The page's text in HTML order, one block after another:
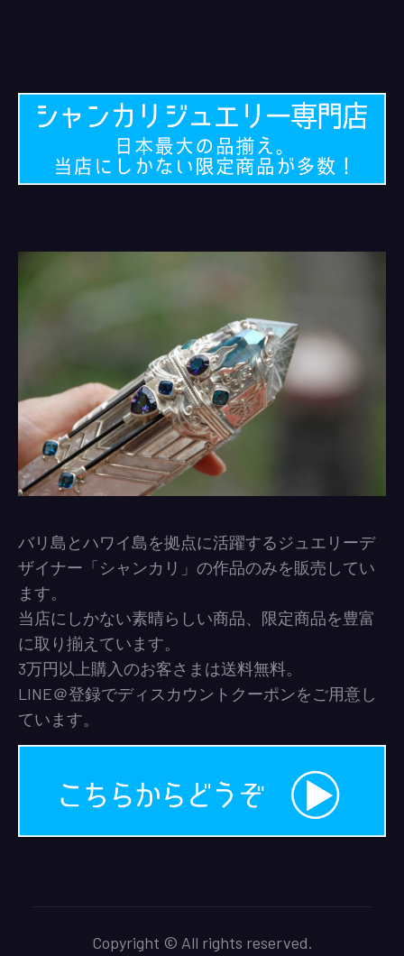
バリ島とハワイ島を拠点に活躍するジュエリーデ
ザイナー「シャンカリ」の作品のみを販売してい
ます。
当店にしかない素晴らしい商品、限定商品を豊富
に取り揃えています。
3万円以上購入のお客さまは送料無料。
LINE＠登録でディスカウントクーポンをご用意し
ています。
Copyright © All rights reserved.